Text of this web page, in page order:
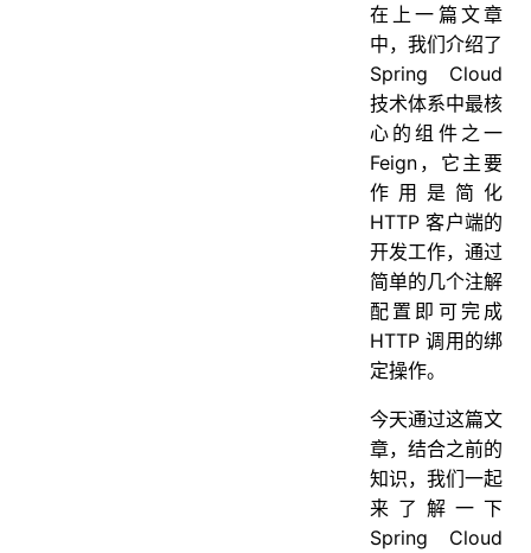
四、小结
五、参考
在上一篇文章
中，我们介绍了
Spring Cloud
技术体系中最核
心的组件之一
Feign，它主要
作用是简化
HTTP 客户端的
开发工作，通过
简单的几个注解
配置即可完成
HTTP 调用的绑
定操作。
今天通过这篇文
章，结合之前的
知识，我们一起
来了解一下
Spring Cloud